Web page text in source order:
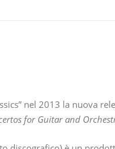
nel 2013 la nuova
for Guitar and